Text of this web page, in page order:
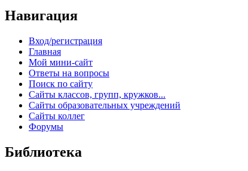
Навигация
Вход/регистрация
Главная
Мой мини-сайт
Ответы на вопросы
Поиск по сайту
Сайты классов, групп, кружков...
Сайты образовательных учреждений
Сайты коллег
Форумы
Библиотека